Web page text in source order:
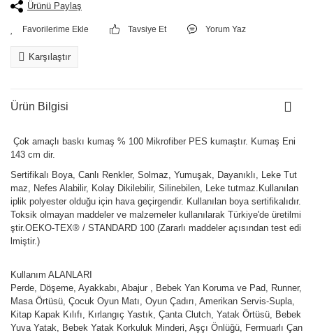
Ürünü Paylaş
Tavsiye Et Yorum Yaz
Karşılaştır
Ürün Bilgisi
Çok amaçlı baskı kumaş % 100 Mikrofiber PES kumaştır. Kumaş Eni
143 cm dir.
Sertifikalı Boya, Canlı Renkler, Solmaz, Yumuşak, Dayanıklı, Leke Tut
maz, Nefes Alabilir, Kolay Dikilebilir, Silinebilen, Leke tutmaz.Kullanılan
iplik polyester olduğu için hava geçirgendir. Kullanılan boya sertifikalıdır.
Toksik olmayan maddeler ve malzemeler kullanılarak Türkiye'de üretilmi
ştir.OEKO-TEX® / STANDARD 100 (Zararlı maddeler açısından test edi
lmiştir.)
Kullanım ALANLARI
Perde, Döşeme, Ayakkabı, Abajur , Bebek Yan Koruma ve Pad, Runner,
Masa Örtüsü, Çocuk Oyun Matı, Oyun Çadırı, Amerikan Servis-Supla,
Kitap Kapak Kılıfı, Kırlangıç Yastık, Çanta Clutch, Yatak Örtüsü, Bebek
Yuva Yatak, Bebek Yatak Korkuluk Minderi, Aşçı Önlüğü, Fermuarlı Çan